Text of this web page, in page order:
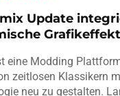
Update
eine Modding
zeitlosen Klassikern
neu zu gestalten.